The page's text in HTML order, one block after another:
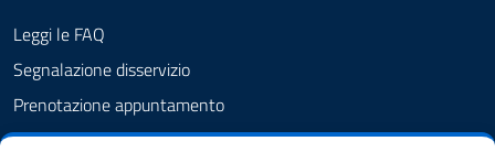
Leggi le FAQ
Segnalazione disservizio
Prenotazione appuntamento
Richiesta assistenza